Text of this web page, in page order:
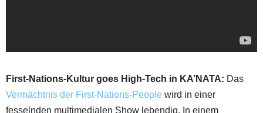
First-Nations-Kultur goes High-Tech in KA’NATA: Das
Vermächtnis der First-Nations-People wird in einer
fesselnden multimedialen Show lebendig. In einem